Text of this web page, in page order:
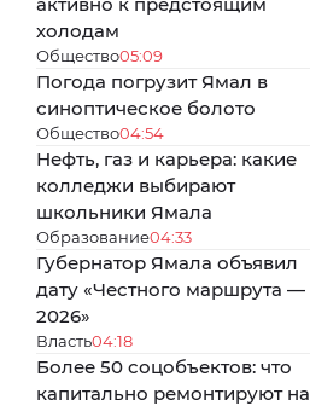
холодам
Общество05:09
Погода погрузит Ямал в
синоптическое болото
Общество04:54
Нефть, газ и карьера: какие
колледжи выбирают
школьники Ямала
Образование04:33
Губернатор Ямала объявил
дату «Честного маршрута —
2026»
Власть04:18
Более 50 соцобъектов: что
капитально ремонтируют на